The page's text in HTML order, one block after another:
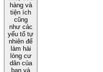
hàng và
tiện ích
cũng
như các
yếu tố tự
nhiên để
làm hài
lòng cư
dân của
bạn và